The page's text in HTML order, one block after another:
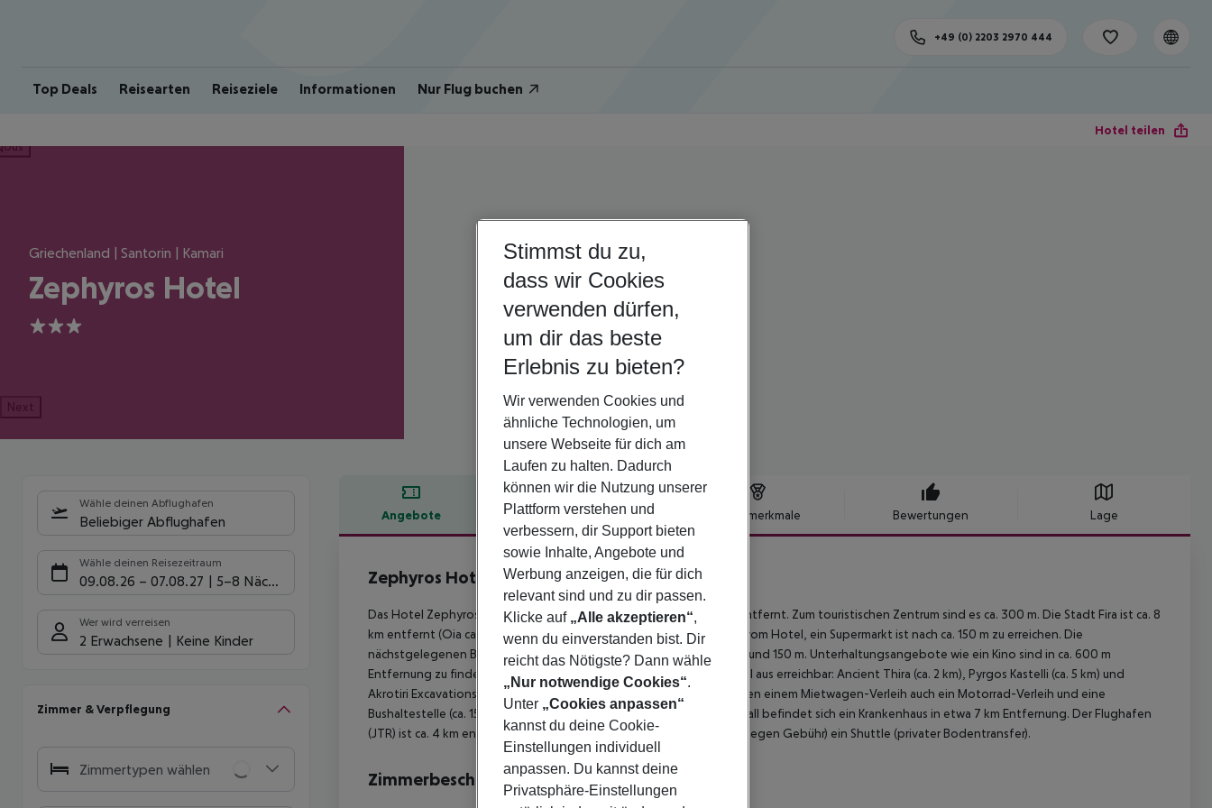
Top Deals Reisearten Reiseziele Informationen Nur Flug buchen
+49 (0) 2203 2970 444
Hotel teilen
Griechenland | Santorin | Kamari
Zephyros Hotel
3
Next
Wähle deinen Abflughafen
Beliebiger Abflughafen
Wähle deinen Reisezeitraum
09.08.26 – 07.08.27 5-8 Nächte
Wer wird verreisen
2 Erwachsene Keine Kinder
Zimmer & Verpflegung
Zimmertypen wählen
Angebote Hotelbeschreibung Hotelmerkmale Bewertungen Lage
Hotelbeschreibung
Zephyros Hotel
3
Das Hotel Zephyros Hotel befindet sich ca. 300 m vom Kiesstrand entfernt. Zum touristischen Zentrum sind es ca. 300 m. Die Stadt Fira ist ca. 8
km entfernt (Oia ca. 19 km). Einkaufsmöglichkeiten liegen ca. 300 m vom Hotel, ein Supermarkt ist nach ca. 150 m zu erreichen. Die
nächstgelegenen Bars und Restaurants erreichen Sie ebenfalls nach rund 150 m. Unterhaltungsangebote wie ein Kino sind in ca. 600 m
Entfernung zu finden. Folgende Sehenswürdigkeiten sind vom Hotel aus erreichbar: Ancient Thira (ca. 2 km), Pyrgos Kastelli (ca. 5 km) und
Akrotiri Excavations & Red Beach. Für Mobilität im Urlaub sorgen neben einem Mietwagen-Verleih auch ein Motorrad-Verleih und eine
Bushaltestelle (ca. 150 m entfernt). Zur ärztlichen Versorgung im Notfall befindet sich ein Krankenhaus in etwa 7 km Entfernung. Der Flughafen
(JTR) ist ca. 4 km entfernt. Zwischen Hotel und Flughafen verkehrt (gegen Gebühr) ein Shuttle (privater Bodentransfer).
Zimmerbeschreibung
Stimmst du zu,
dass wir Cookies
verwenden dürfen,
um dir das beste
Erlebnis zu bieten?
Wir verwenden Cookies und
ähnliche Technologien, um
unsere Webseite für dich am
Laufen zu halten. Dadurch
können wir die Nutzung unserer
Plattform verstehen und
verbessern, dir Support bieten
sowie Inhalte, Angebote und
Werbung anzeigen, die für dich
relevant sind und zu dir passen.
Klicke auf „Alle akzeptieren“,
wenn du einverstanden bist. Dir
reicht das Nötigste? Dann wähle
„Nur notwendige Cookies“.
Unter „Cookies anpassen“
kannst du deine Cookie-
Einstellungen individuell
anpassen. Du kannst deine
Privatsphäre-Einstellungen